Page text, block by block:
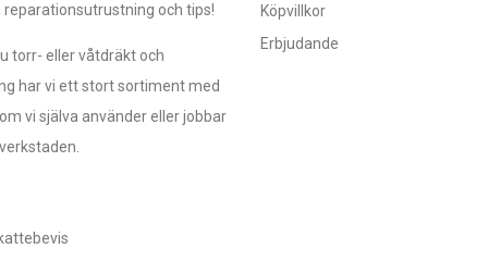
reparationsutrustning och tips!
torr- eller våtdräkt och
har vi ett stort sortiment med
vi själva använder eller jobbar
Köpvillkor
Erbjudande